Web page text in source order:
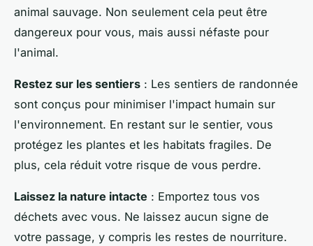
animal sauvage. Non seulement cela peut être
dangereux pour vous, mais aussi néfaste pour
l'animal.
Restez sur les sentiers : Les sentiers de randonnée
sont conçus pour minimiser l'impact humain sur
l'environnement. En restant sur le sentier, vous
protégez les plantes et les habitats fragiles. De
plus, cela réduit votre risque de vous perdre.
Laissez la nature intacte : Emportez tous vos
déchets avec vous. Ne laissez aucun signe de
votre passage, y compris les restes de nourriture.